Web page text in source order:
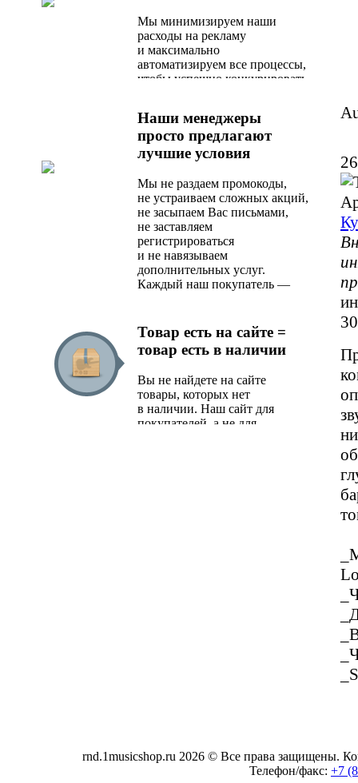
Мы минимизируем наши
расходы на рекламу
и максимально
автоматизируем все процессы,
чтобы успешно конкурировать
Наши менеджеры
просто предлагают
лучшие условия
Мы не раздаем промокоды,
не устраиваем сложных акций,
не засыпаем Вас письмами,
не заставляем
регистрироваться
и не навязываем
дополнительных услуг.
Каждый наш покупатель —
он получает оптимальное
по стоимости и качеству
предложение от наших
Товар есть на сайте =
товар есть в наличии
Вы не найдете на сайте
товары, которых нет
в наличии. Наш сайт для
покупателей, а не для
rnd.1musicshop.ru 2026 © Все права защищены.
Телефон/факс: +7